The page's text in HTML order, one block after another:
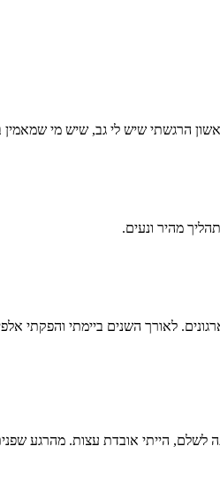
הרגשתי שיש לי גב, שיש מי
מהיר ונעים.
הייתי אובדת עצות. מהרגע